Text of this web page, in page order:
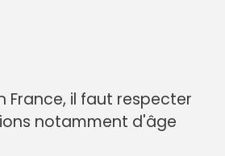
France, il faut respecter
notamment d'âge